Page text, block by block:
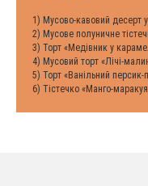
1) Мусово-кавовий десерт
2) Мусове полуничне
3) Торт «Медівник у
4) Мусовий торт «Лічі-
5) Торт «Ванільний персик-
6) Тістечко «Манго-